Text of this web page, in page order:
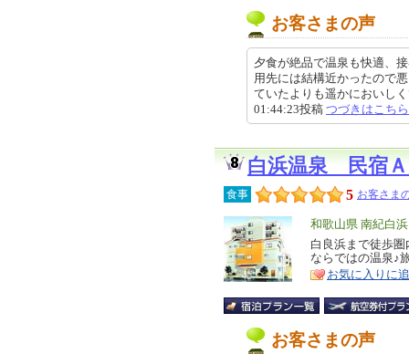
お客さまの声
夕食が絶品で温泉も快適、
用先には結構近かったので
ていたよりも遥かにおいし
01:44:23投稿 つづきはこちら
白浜温泉 民宿
食事 5 お客さま
エ
リ
ア
和歌山県 南紀白
特
徴
白良浜まで徒歩
ならではの温泉♪
お気に入りに
お客さまの声